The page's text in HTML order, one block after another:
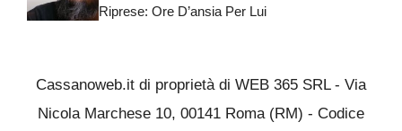
Riprese: Ore D’ansia Per Lui
Cassanoweb.it di proprietà di WEB 365 SRL - Via
Nicola Marchese 10, 00141 Roma (RM) - Codice